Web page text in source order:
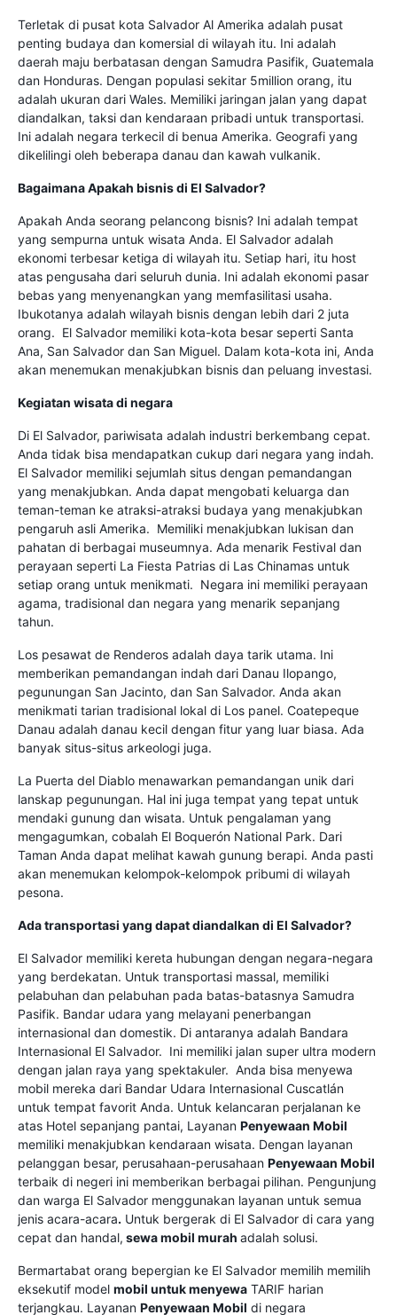
Terletak di pusat kota Salvador Al Amerika adalah pusat
penting budaya dan komersial di wilayah itu. Ini adalah
daerah maju berbatasan dengan Samudra Pasifik, Guatemala
dan Honduras. Dengan populasi sekitar 5million orang, itu
adalah ukuran dari Wales. Memiliki jaringan jalan yang dapat
diandalkan, taksi dan kendaraan pribadi untuk transportasi.
Ini adalah negara terkecil di benua Amerika. Geografi yang
dikelilingi oleh beberapa danau dan kawah vulkanik.
Bagaimana Apakah bisnis di El Salvador?
Apakah Anda seorang pelancong bisnis? Ini adalah tempat
yang sempurna untuk wisata Anda. El Salvador adalah
ekonomi terbesar ketiga di wilayah itu. Setiap hari, itu host
atas pengusaha dari seluruh dunia. Ini adalah ekonomi pasar
bebas yang menyenangkan yang memfasilitasi usaha.
Ibukotanya adalah wilayah bisnis dengan lebih dari 2 juta
orang. El Salvador memiliki kota-kota besar seperti Santa
Ana, San Salvador dan San Miguel. Dalam kota-kota ini, Anda
akan menemukan menakjubkan bisnis dan peluang investasi.
Kegiatan wisata di negara
Di El Salvador, pariwisata adalah industri berkembang cepat.
Anda tidak bisa mendapatkan cukup dari negara yang indah.
El Salvador memiliki sejumlah situs dengan pemandangan
yang menakjubkan. Anda dapat mengobati keluarga dan
teman-teman ke atraksi-atraksi budaya yang menakjubkan
pengaruh asli Amerika. Memiliki menakjubkan lukisan dan
pahatan di berbagai museumnya. Ada menarik Festival dan
perayaan seperti La Fiesta Patrias di Las Chinamas untuk
setiap orang untuk menikmati. Negara ini memiliki perayaan
agama, tradisional dan negara yang menarik sepanjang
tahun.
Los pesawat de Renderos adalah daya tarik utama. Ini
memberikan pemandangan indah dari Danau Ilopango,
pegunungan San Jacinto, dan San Salvador. Anda akan
menikmati tarian tradisional lokal di Los panel. Coatepeque
Danau adalah danau kecil dengan fitur yang luar biasa. Ada
banyak situs-situs arkeologi juga.
La Puerta del Diablo menawarkan pemandangan unik dari
lanskap pegunungan. Hal ini juga tempat yang tepat untuk
mendaki gunung dan wisata. Untuk pengalaman yang
mengagumkan, cobalah El Boquerón National Park. Dari
Taman Anda dapat melihat kawah gunung berapi. Anda pasti
akan menemukan kelompok-kelompok pribumi di wilayah
pesona.
Ada transportasi yang dapat diandalkan di El Salvador?
El Salvador memiliki kereta hubungan dengan negara-negara
yang berdekatan. Untuk transportasi massal, memiliki
pelabuhan dan pelabuhan pada batas-batasnya Samudra
Pasifik. Bandar udara yang melayani penerbangan
internasional dan domestik. Di antaranya adalah Bandara
Internasional El Salvador. Ini memiliki jalan super ultra modern
dengan jalan raya yang spektakuler. Anda bisa menyewa
mobil mereka dari Bandar Udara Internasional Cuscatlán
untuk tempat favorit Anda. Untuk kelancaran perjalanan ke
atas Hotel sepanjang pantai, Layanan Penyewaan Mobil
memiliki menakjubkan kendaraan wisata. Dengan layanan
pelanggan besar, perusahaan-perusahaan Penyewaan Mobil
terbaik di negeri ini memberikan berbagai pilihan. Pengunjung
dan warga El Salvador menggunakan layanan untuk semua
jenis acara-acara. Untuk bergerak di El Salvador di cara yang
cepat dan handal, sewa mobil murah adalah solusi.
Bermartabat orang bepergian ke El Salvador memilih memilih
eksekutif model mobil untuk menyewa TARIF harian
terjangkau. Layanan Penyewaan Mobil di negara